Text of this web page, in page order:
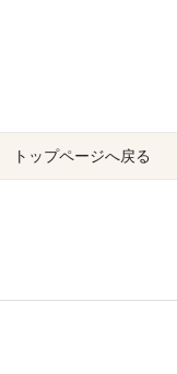
トップページへ戻る